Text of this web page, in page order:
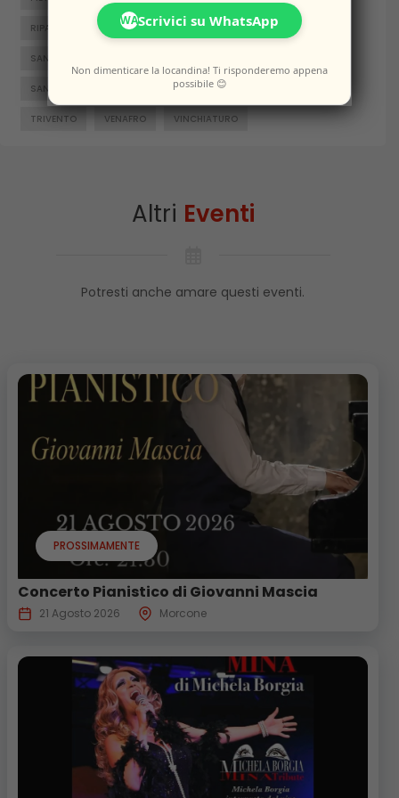
RIPALIMOSANI ROCCAMANDOLFI ROTELLO
SAN GIACOMO DEGLI SCHIAVONI
SANTA CROCE DI MAGLIANO SEPINO
TRIVENTO VENAFRO VINCHIATURO
Altri Eventi
Potresti anche amare questi eventi.
PROSSIMAMENTE
Concerto Pianistico di Giovanni Mascia
21 Agosto 2026 Morcone
WAScrivici su WhatsApp
Non dimenticare la locandina! Ti risponderemo appena
possibile 😊